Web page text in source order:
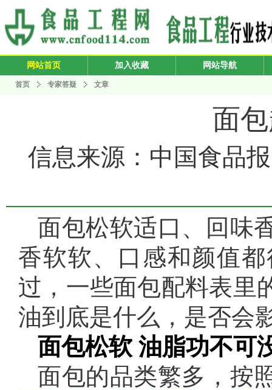
网站首页 加入收藏 网站导航
首页 专家答疑 文章
面
信息来源：中国食品
面包松软适口、回味
香软软、口感和颜值都
过，一些面包配料表里
油到底是什么，是否会
面包松软 油脂功不可
面包的品类繁多，按